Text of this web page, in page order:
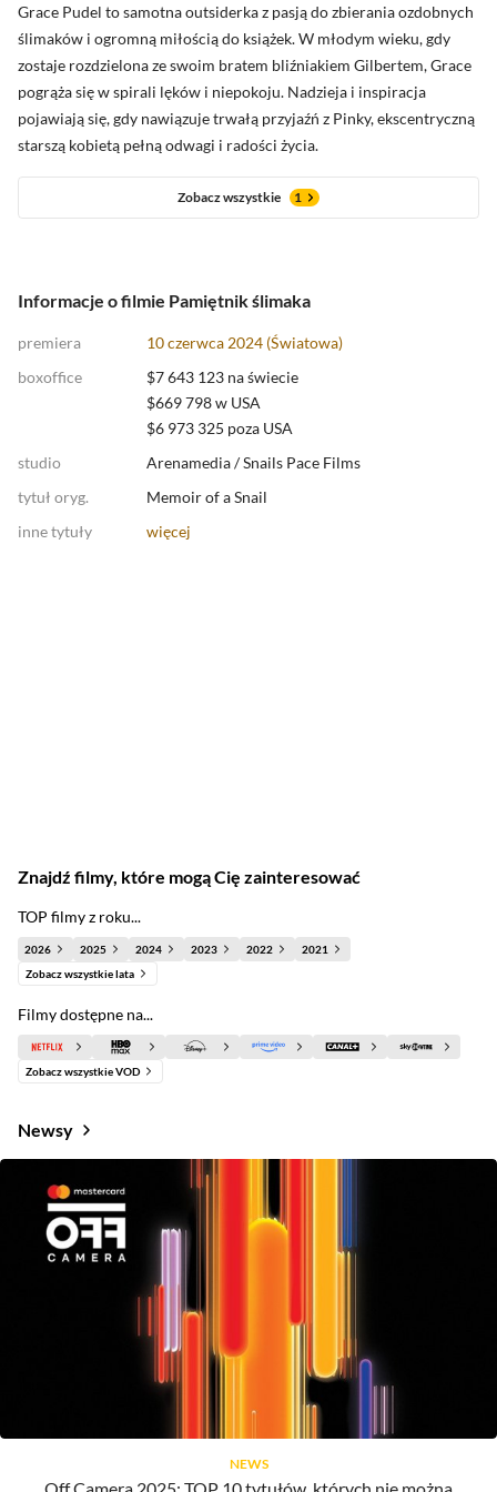
stereotypy i przypomina, że za każdym zachowaniem kryje się
historia, której często nie widać.
Zobacz oceny krytyków
Grace Pudel to samotna outsiderka z pasją do zbierania ozdobnych
ślimaków i ogromną miłością do książek. W młodym wieku, gdy
zostaje rozdzielona ze swoim bratem bliźniakiem Gilbertem, Grace
pogrąża się w spirali lęków i niepokoju. Nadzieja i inspiracja
pojawiają się, gdy nawiązuje trwałą przyjaźń z Pinky, ekscentryczną
starszą kobietą pełną odwagi i radości życia.
Zobacz wszystkie 1
Informacje o filmie Pamiętnik ślimaka
premiera
10 czerwca 2024 (Światowa)
boxoffice
$7 643 123 na świecie
$669 798 w USA
$6 973 325 poza USA
studio
Arenamedia/Snails Pace Films
tytuł oryg.
Memoir of a Snail
inne tytuły
więcej
Znajdź filmy, które mogą Cię zainteresować
TOP filmy z roku...
2026 2025 2024 2023 2022
2021
Zobacz wszystkie lata
Filmy dostępne na...
Zobacz wszystkie VOD
Newsy
NEWS